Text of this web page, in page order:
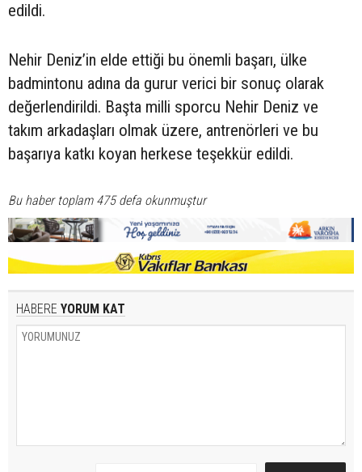
edildi.
Nehir Deniz’in elde ettiği bu önemli başarı, ülke
badmintonu adına da gurur verici bir sonuç olarak
değerlendirildi. Başta milli sporcu Nehir Deniz ve
takım arkadaşları olmak üzere, antrenörleri ve bu
başarıya katkı koyan herkese teşekkür edildi.
Bu haber toplam 475 defa okunmuştur
HABERE YORUM KAT